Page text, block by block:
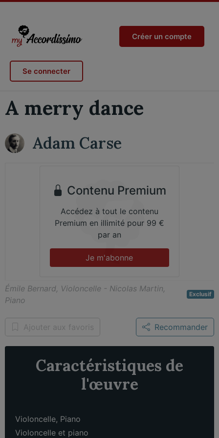
Créer un compte
Se connecter
A merry dance
Adam Carse
Contenu Premium
Accédez à tout le contenu
Premium en illimité pour 99 €
par an
Je m'abonne
Émile Bernard, Violoncelle - Nicolas Martin,
Piano
Exclusif
Ajouter aux favoris Recommander
Caractéristiques de
l'œuvre
Violoncelle, Piano
Violoncelle et piano